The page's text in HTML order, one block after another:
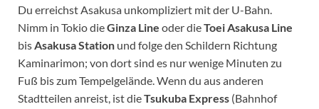
Du erreichst Asakusa unkompliziert mit der U-Bahn.
Nimm in Tokio dieGinza Line oder dieToei Asakusa Line
bisAsakusa Station und folge den Schildern Richtung
Kaminarimon; von dort sind es nur wenige Minuten zu
Fuß bis zum Tempelgelände. Wenn du aus anderen
Stadtteilen anreist, ist dieTsukuba Express (Bahnhof